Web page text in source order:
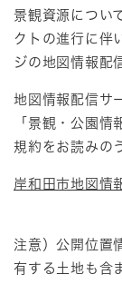
景観資源につい
クトの進行に伴
ジの地図情報配
地図情報配信サ
「景観・公園
規約をお読みの
岸和田市地図情
注意）公開位置
有する土地も含